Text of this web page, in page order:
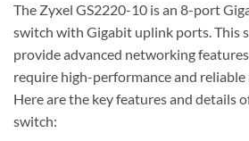
The Zyxel GS2220-10 is an 8-port
switch with Gigabit uplink ports. This
provide advanced networking
require high-performance and
Here are the key features and details
switch: